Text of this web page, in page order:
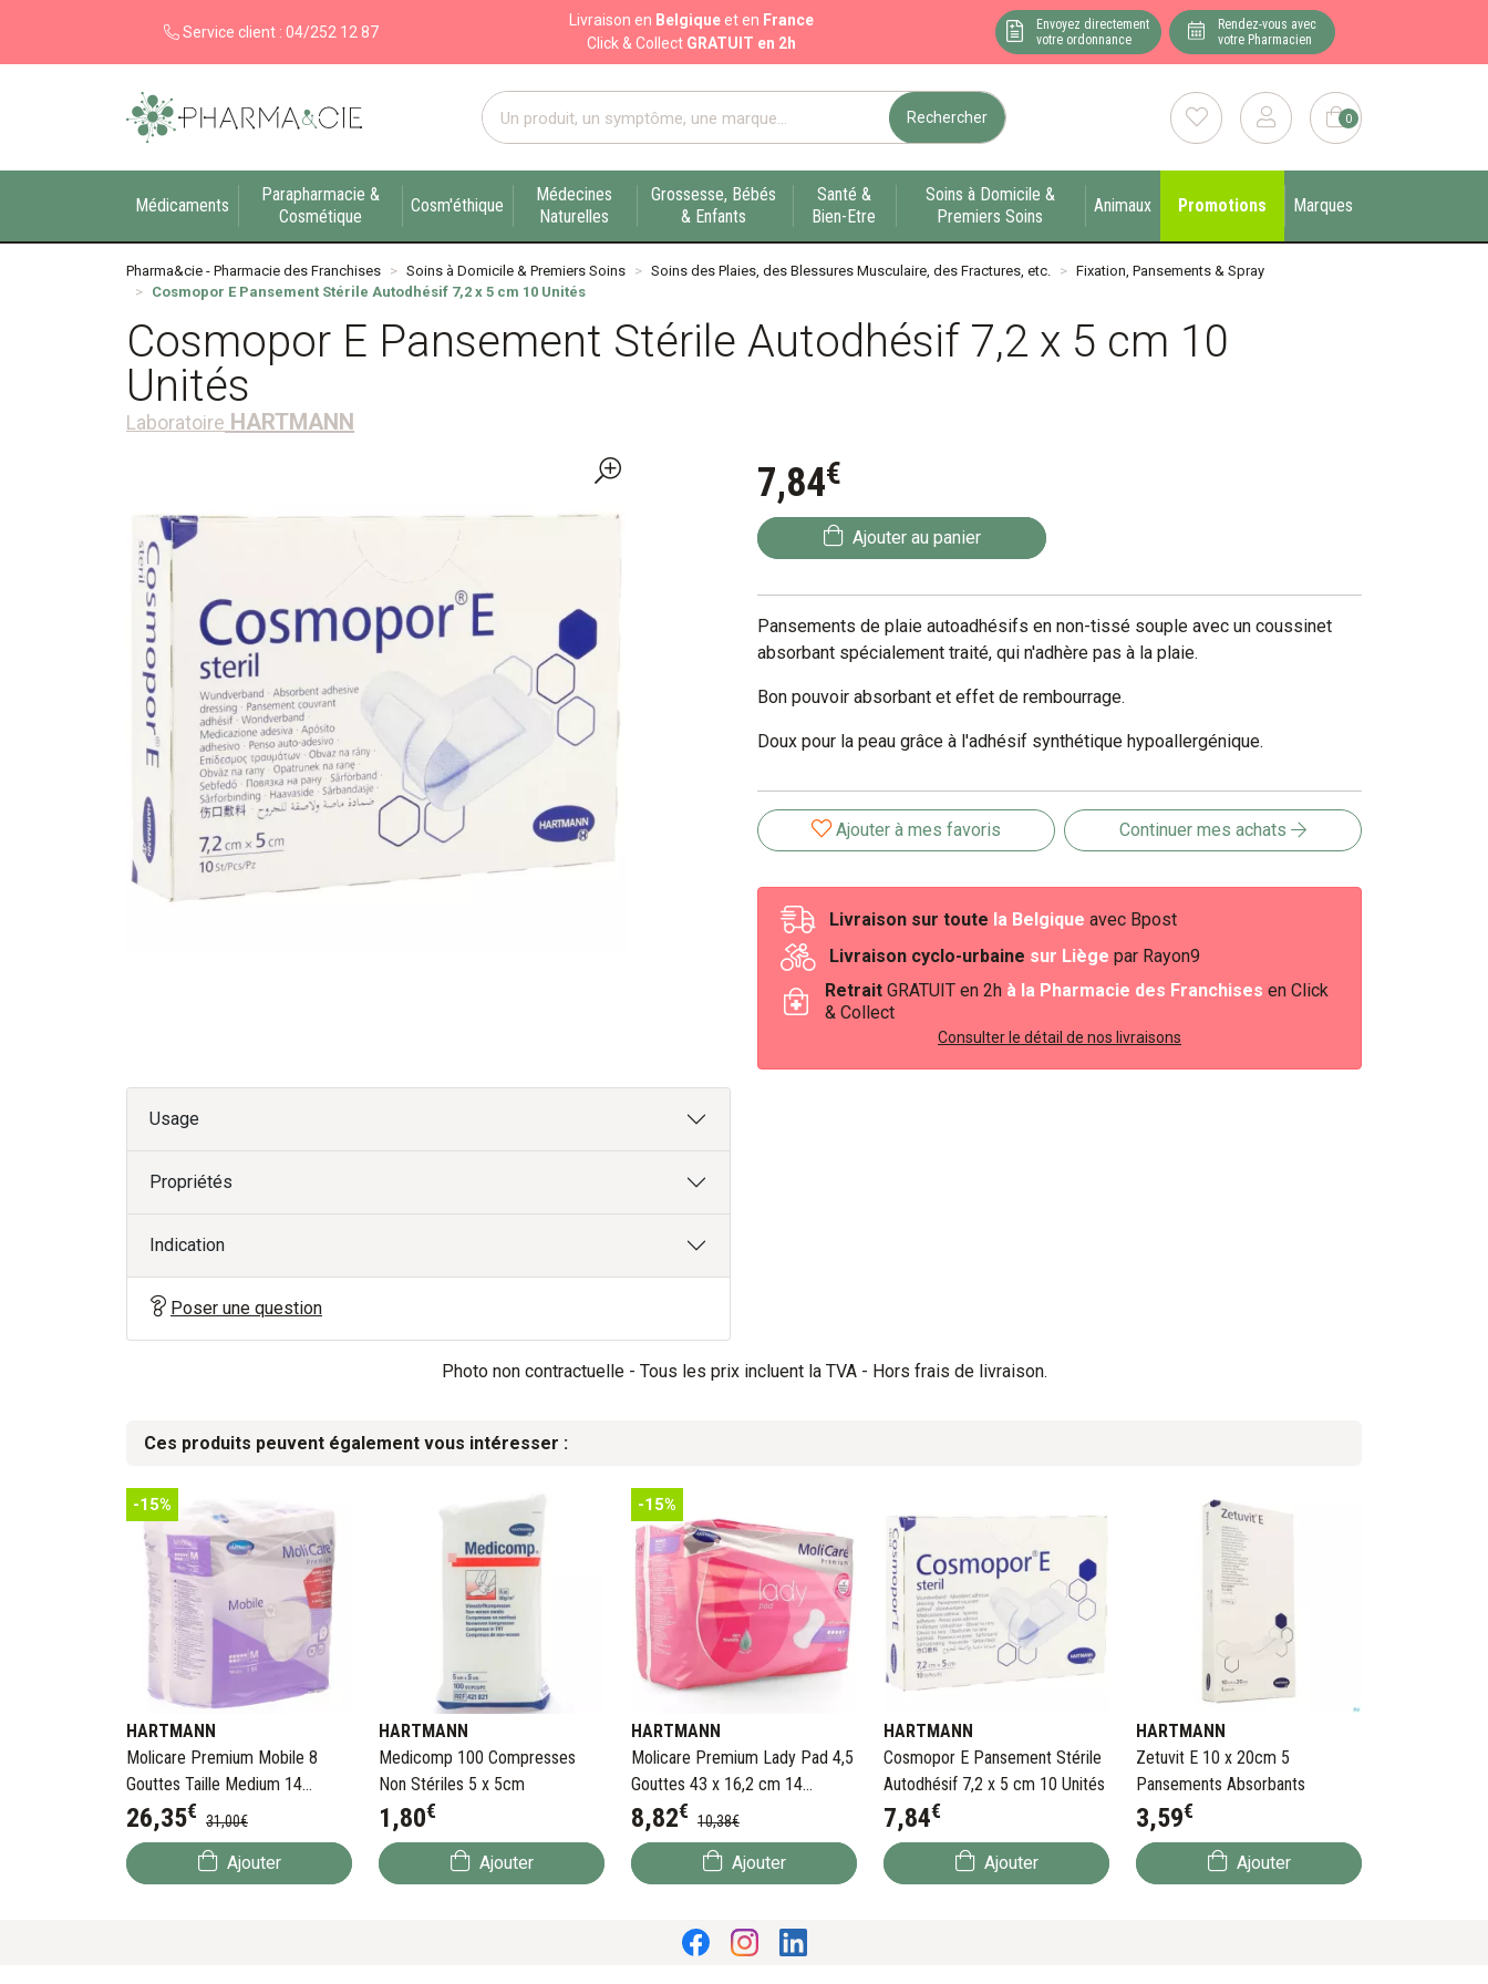
Service client : 04/252 12 87
Livraison en Belgique et en France
Click & Collect GRATUIT en 2h
Envoyez directement
votre ordonnance
Rendez-vous avec
votre Pharmacien
Pharma&cie - Pharmacie des Franchises Votre export pharmacie en ligne à votre service sur Liège 0
Rechercher
Médicaments
Parapharmacie &
Cosmétique
Cosm'éthique
Médecines
Naturelles
Grossesse, Bébés
& Enfants
Santé &
Bien-Etre
Soins à Domicile &
Premiers Soins
Animaux Promotions Marques
Pharma&cie - Pharmacie des Franchises Soins à Domicile & Premiers Soins Soins des Plaies, des Blessures Musculaire, des Fractures, etc.
Fixation, Pansements & Spray
Cosmopor E Pansement Stérile Autodhésif 7,2 x 5 cm 10 Unités
Cosmopor E Pansement Stérile Autodhésif 7,2 x 5 cm 10
Unités
Laboratoire HARTMANN
7,84€
Ajouter au panier
Pansements de plaie autoadhésifs en non-tissé souple avec un coussinet
absorbant spécialement traité, qui n'adhère pas à la plaie.
Bon pouvoir absorbant et effet de rembourrage.
Doux pour la peau grâce à l'adhésif synthétique hypoallergénique.
Ajouter à mes favoris Continuer mes achats
Livraison sur toute la Belgique avec Bpost
Livraison cyclo-urbaine sur Liège par Rayon9
RetraitGRATUIT en 2h à la Pharmacie des Franchises en Click
& Collect
Consulter le détail de nos livraisons
Usage
Propriétés
Indication
Poser une question
Photo non contractuelle - Tous les prix incluent la TVA - Hors frais de livraison.
Ces produits peuvent également vous intéresser :
-15%
HARTMANN
Molicare Premium Mobile 8
Gouttes Taille Medium 14
Culottes Anatomiques
26,35€ 31,00€
Ajouter
HARTMANN
Medicomp 100 Compresses
Non Stériles 5 x 5cm
1,80€
Ajouter
-15%
HARTMANN
Molicare Premium Lady Pad 4,5
Gouttes 43 x 16,2 cm 14
Serviettes
8,82€ 10,38€
Ajouter
HARTMANN
Cosmopor E Pansement Stérile
Autodhésif 7,2 x 5 cm 10 Unités
7,84€
Ajouter
HARTMANN
Zetuvit E 10 x 20cm 5
Pansements Absorbants
3,59€
Ajouter